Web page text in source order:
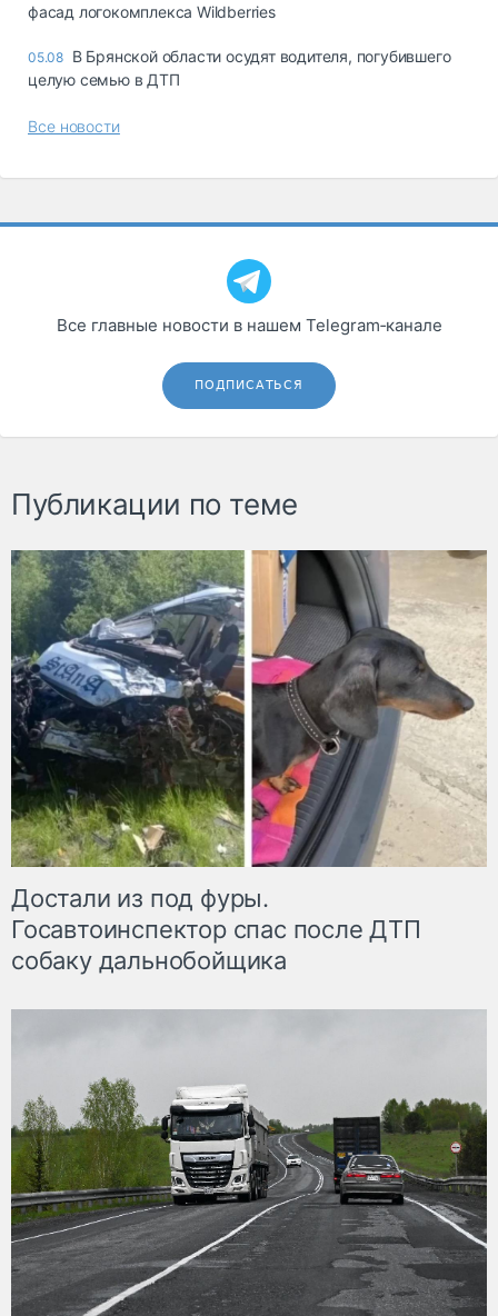
фасад логокомплекса Wildberries
05.08 В Брянской области осудят водителя, погубившего
целую семью в ДТП
Все новости
Все главные новости в нашем Telegram‑канале
ПОДПИСАТЬСЯ
Публикации по теме
Достали из под фуры.
Госавтоинспектор спас после ДТП
собаку дальнобойщика